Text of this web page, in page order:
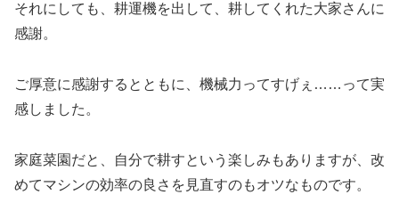
それにしても、耕運機を出して、耕してくれた大家さんに
感謝。
ご厚意に感謝するとともに、機械力ってすげぇ……って実
感しました。
家庭菜園だと、自分で耕すという楽しみもありますが、改
めてマシンの効率の良さを見直すのもオツなものです。